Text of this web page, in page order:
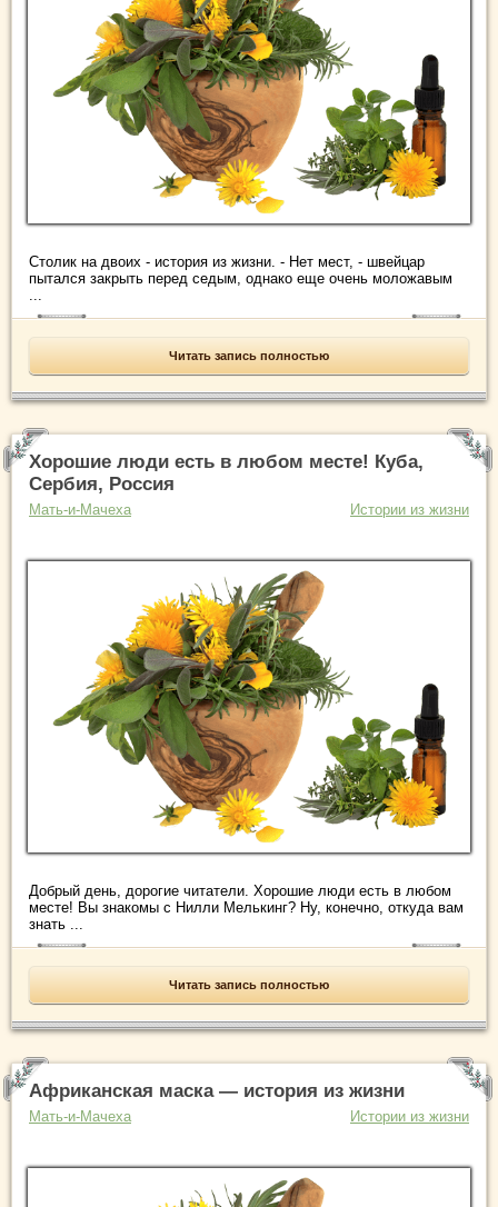
Столик на двоих - история из жизни. - Нет мест, - швейцар
пытался закрыть перед седым, однако еще очень моложавым
Читать запись полностью
Хорошие люди есть в любом месте! Куба,
Сербия, Россия
Мать-и-Мачеха Истории из жизни
Добрый день, дорогие читатели. Хорошие люди есть в любом
месте! Вы знакомы с Нилли Мелькинг? Ну, конечно, откуда вам
знать ...
Читать запись полностью
Африканская маска — история из жизни
Мать-и-Мачеха Истории из жизни